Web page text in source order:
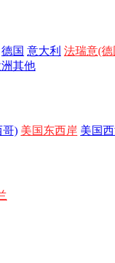
德国 意大利 法瑞意(德
其他
哥) 美国东西岸 美国